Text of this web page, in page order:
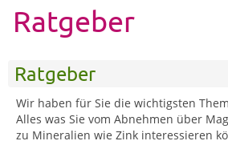
Ratgeber
Ratgeber
Wir haben für Sie die wichtigsten
Alles was Sie vom Abnehmen über
zu Mineralien wie Zink interessieren